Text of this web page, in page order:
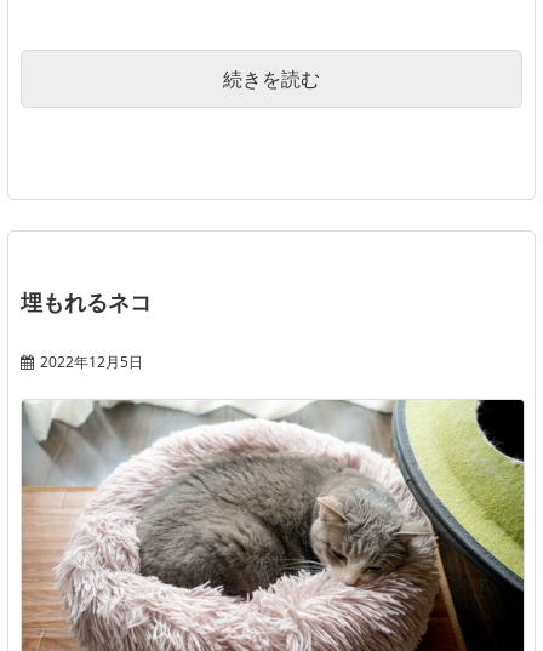
続きを読む
埋もれるネコ
2022年12月5日